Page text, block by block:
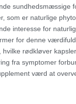
sundhedsmæssige
som er naturlige
interesse for
for denne
rødkløver
fra symptomer
værd at